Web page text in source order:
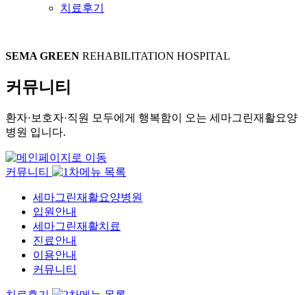
치료후기
SEMA GREEN REHABILITATION HOSPITAL
커뮤니티
환자·보호자·직원 모두에게 행복함이 오는 세마그린재활요양
병원 입니다.
커뮤니티
세마그린재활요양병원
입원안내
세마그린재활치료
진료안내
이용안내
커뮤니티